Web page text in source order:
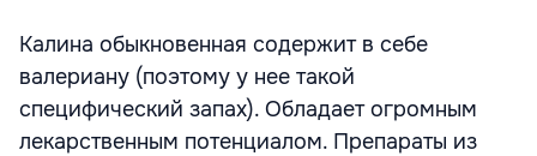
Калина обыкновенная содержит в себе
валериану (поэтому у нее такой
специфический запах). Обладает огромным
лекарственным потенциалом. Препараты из